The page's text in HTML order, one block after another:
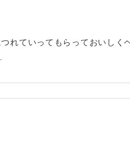
れていってもらっておいし